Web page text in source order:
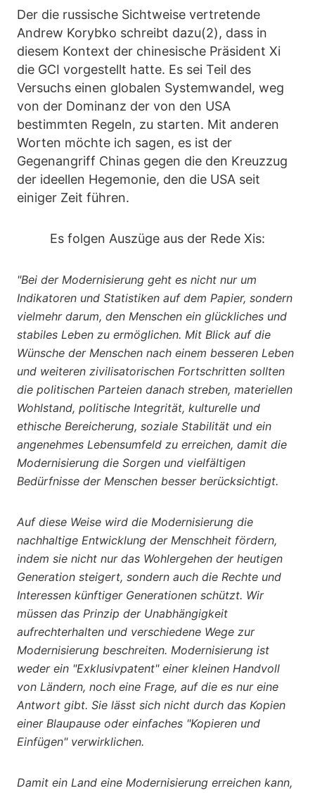
Der die russische Sichtweise vertretende
Andrew Korybko schreibt dazu(2), dass in
diesem Kontext der chinesische Präsident Xi
die GCI vorgestellt hatte. Es sei Teil des
Versuchs einen globalen Systemwandel, weg
von der Dominanz der von den USA
bestimmten Regeln, zu starten. Mit anderen
Worten möchte ich sagen, es ist der
Gegenangriff Chinas gegen die den Kreuzzug
der ideellen Hegemonie, den die USA seit
einiger Zeit führen.
Es folgen Auszüge aus der Rede Xis:
"Bei der Modernisierung geht es nicht nur um
Indikatoren und Statistiken auf dem Papier, sondern
vielmehr darum, den Menschen ein glückliches und
stabiles Leben zu ermöglichen. Mit Blick auf die
Wünsche der Menschen nach einem besseren Leben
und weiteren zivilisatorischen Fortschritten sollten
die politischen Parteien danach streben, materiellen
Wohlstand, politische Integrität, kulturelle und
ethische Bereicherung, soziale Stabilität und ein
angenehmes Lebensumfeld zu erreichen, damit die
Modernisierung die Sorgen und vielfältigen
Bedürfnisse der Menschen besser berücksichtigt.
Auf diese Weise wird die Modernisierung die
nachhaltige Entwicklung der Menschheit fördern,
indem sie nicht nur das Wohlergehen der heutigen
Generation steigert, sondern auch die Rechte und
Interessen künftiger Generationen schützt. Wir
müssen das Prinzip der Unabhängigkeit
aufrechterhalten und verschiedene Wege zur
Modernisierung beschreiten. Modernisierung ist
weder ein "Exklusivpatent" einer kleinen Handvoll
von Ländern, noch eine Frage, auf die es nur eine
Antwort gibt. Sie lässt sich nicht durch das Kopien
einer Blaupause oder einfaches "Kopieren und
Einfügen" verwirklichen.
Damit ein Land eine Modernisierung erreichen kann,